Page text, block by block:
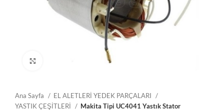
Ana Sayfa
EL ALETLERİ YEDEK PARÇALARI
YASTIK ÇEŞİTLERİ
Makita Tipi UC4041 Yastık Stator